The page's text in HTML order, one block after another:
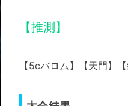
【推測】
【5cバロム】【天門】